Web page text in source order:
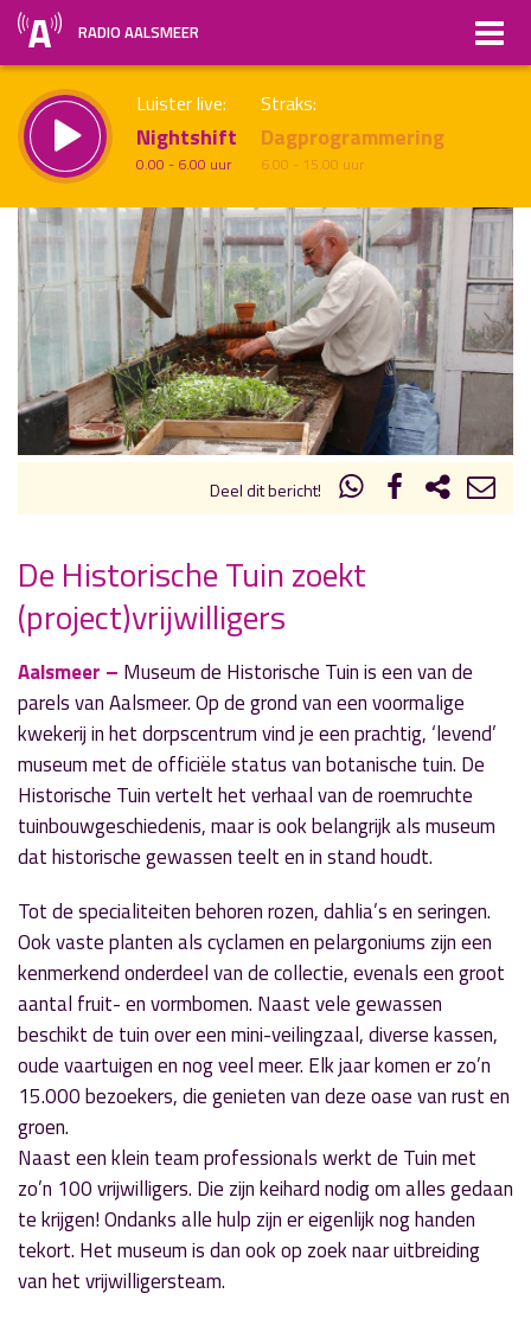
RADIO AALSMEER
Luister live:
Nightshift
0.00 - 6.00 uur
Straks:
Dagprogrammering
6.00 - 15.00 uur
Vorig uur uur 1 van x Volgend uur
Inklappen
Deel dit bericht!
« Vorig nieuwsbericht
Drugsvoorlichting in Aalsmeer-centrum
14 december 2021
» Volgend nieuwsbericht
COVID-besmettingen blijven ook in Aalsmeer
dalen
14 december 2021
De Historische Tuin zoekt
(project)vrijwilligers
Aalsmeer – Museum de Historische Tuin is een van de
parels van Aalsmeer. Op de grond van een voormalige
kwekerij in het dorpscentrum vind je een prachtig, ‘levend’
museum met de officiële status van botanische tuin. De
Historische Tuin vertelt het verhaal van de roemruchte
tuinbouwgeschiedenis, maar is ook belangrijk als museum
dat historische gewassen teelt en in stand houdt.
Tot de specialiteiten behoren rozen, dahlia’s en seringen.
Ook vaste planten als cyclamen en pelargoniums zijn een
kenmerkend onderdeel van de collectie, evenals een groot
aantal fruit- en vormbomen. Naast vele gewassen
beschikt de tuin over een mini-veilingzaal, diverse kassen,
oude vaartuigen en nog veel meer. Elk jaar komen er zo’n
15.000 bezoekers, die genieten van deze oase van rust en
groen.
Naast een klein team professionals werkt de Tuin met
zo’n 100 vrijwilligers. Die zijn keihard nodig om alles gedaan
te krijgen! Ondanks alle hulp zijn er eigenlijk nog handen
tekort. Het museum is dan ook op zoek naar uitbreiding
van het vrijwilligersteam.